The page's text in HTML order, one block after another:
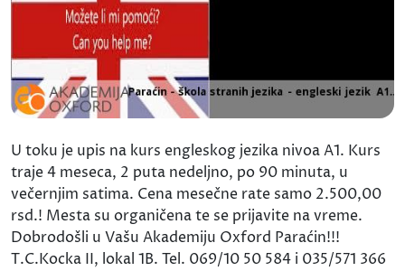
U toku je upis na kurs engleskog jezika nivoa A1. Kurs
traje 4 meseca, 2 puta nedeljno, po 90 minuta, u
večernjim satima. Cena mesečne rate samo 2.500,00
rsd.! Mesta su organičena te se prijavite na vreme.
Dobrodošli u Vašu Akademiju Oxford Paraćin!!!
T.C.Kocka II, lokal 1B. Tel. 069/10 50 584 i 035/571 366